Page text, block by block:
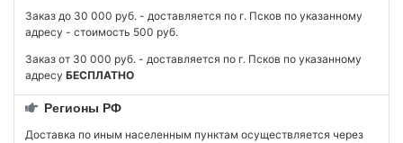
Заказ до 30 000 руб. - доставляется по г. Псков по указанному
адресу - стоимость 500 руб.
Заказ от 30 000 руб. - доставляется по г. Псков по указанному
адресу БЕСПЛАТНО
Регионы РФ
Доставка по иным населенным пунктам осуществляется через